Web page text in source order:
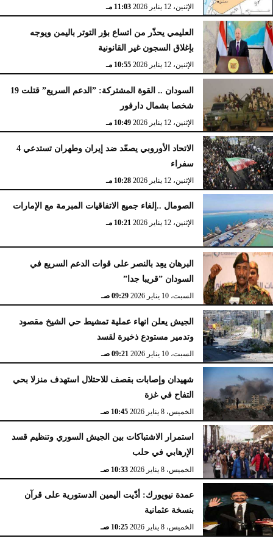
الإثنين، 12 يناير 2026 11:03 مـ
العليمي يحذّر من اتساع بؤر التوتر باليمن ويوجه
بإغلاق السجون غير القانونية
الإثنين، 12 يناير 2026 10:55 مـ
السودان .. القوة المشتركة: ”الدعم السريع” قتلت 19
شخصا بشمال دارفور
الإثنين، 12 يناير 2026 10:49 مـ
الاتحاد الأوروبي يصعّد ضد إيران وطهران تستدعي 4
سفراء
الإثنين، 12 يناير 2026 10:28 مـ
الصومال ..إلغاء جميع الاتفاقيات المبرمة مع الإمارات
الإثنين، 12 يناير 2026 10:21 مـ
البرهان يعِد بالنصر على قوات الدعم السريع في
السودان ”قريبا جدا”
السبت، 10 يناير 2026 09:29 صـ
الجيش يعلن انهاء عملية تمشيط حي الشيخ مقصود
وتدمير مستودع ذخيرة لقسد
السبت، 10 يناير 2026 09:21 صـ
شهيدان وإصابات بقصف للاحتلال استهدف منزلا بحي
التفاح في غزة
الخميس، 8 يناير 2026 10:45 صـ
استمرار الاشتباكات بين الجيش السوري وتنظيم قسد
الإرهابي في حلب
الخميس، 8 يناير 2026 10:33 صـ
عمدة نيويورك: أدّيت اليمين الدستورية على قرآن
بنسخة عثمانية
الخميس، 8 يناير 2026 10:25 صـ